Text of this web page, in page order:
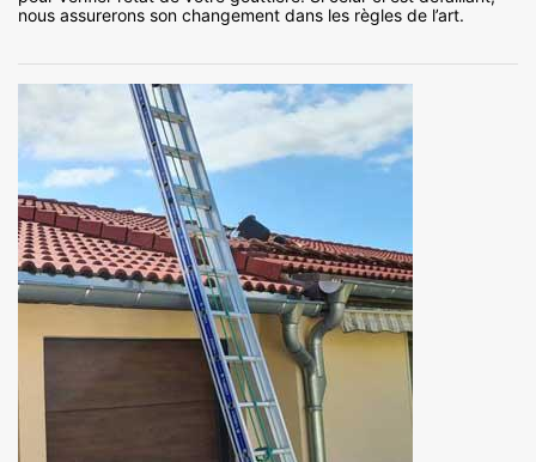
nous assurerons son changement dans les règles de l’art.